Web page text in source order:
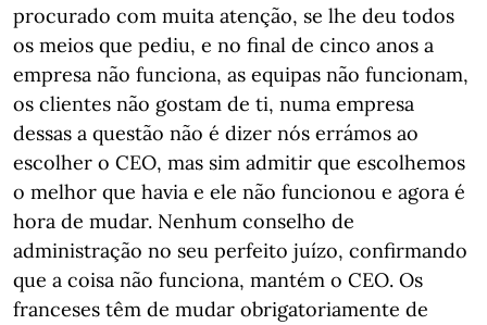
procurado com muita atenção, se lhe deu todos
os meios que pediu, e no final de cinco anos a
empresa não funciona, as equipas não funcionam,
os clientes não gostam de ti, numa empresa
dessas a questão não é dizer nós errámos ao
escolher o CEO, mas sim admitir que escolhemos
o melhor que havia e ele não funcionou e agora é
hora de mudar. Nenhum conselho de
administração no seu perfeito juízo, confirmando
que a coisa não funciona, mantém o CEO. Os
franceses têm de mudar obrigatoriamente de